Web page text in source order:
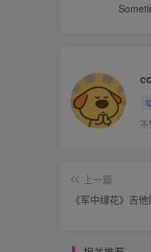
上一篇
《军中绿花》吉